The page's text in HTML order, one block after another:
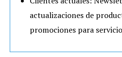
actualizaciones de
promociones para